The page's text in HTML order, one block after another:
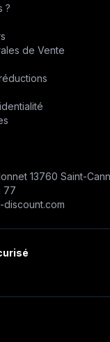
?
de Vente
13760 Saint-
77
discount.com